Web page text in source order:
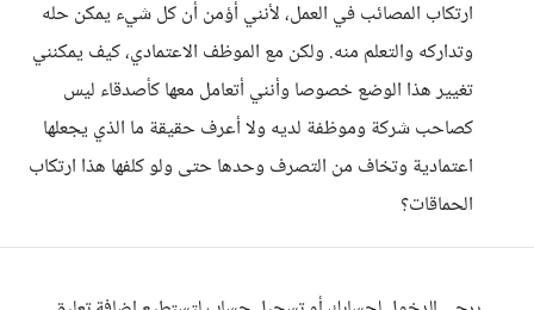
ارتكاب المصائب في العمل، لأنني أؤمن أن كل شيء يمكن حله
وتداركه والتعلم منه. ولكن مع الموظف الاعتمادي، كيف يمكنني
تغيير هذا الوضع خصوصا وأنني أتعامل معها كأصدقاء ليس
كصاحب شركة وموظفة لديه ولا أعرف حقيقة ما الذي يجعلها
اعتمادية وتخاف من التصرف وحدها حتى ولو كلفها هذا ارتكاب
الحماقات؟